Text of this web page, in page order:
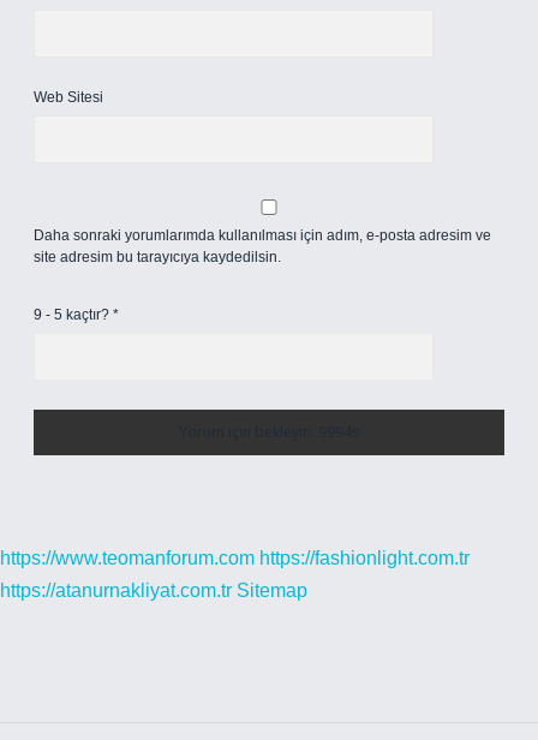
Web Sitesi
Daha sonraki yorumlarımda kullanılması için adım, e-posta adresim ve
site adresim bu tarayıcıya kaydedilsin.
9 - 5 kaçtır? *
https://www.teomanforum.com https://fashionlight.com.tr
https://atanurnakliyat.com.tr Sitemap